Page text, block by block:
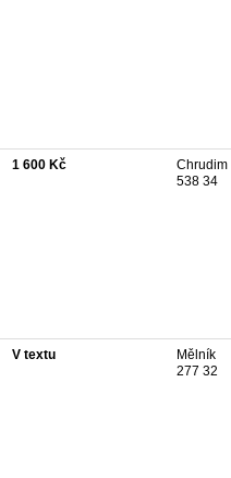
1 600 Kč
Chrudim
538 34
V textu
Mělník
277 32